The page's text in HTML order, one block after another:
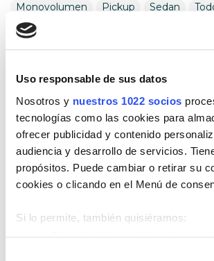
Uso responsable de sus datos
Nosotros y nuestros 1022 socios
tecnologías como las cookies para
ofrecer publicidad y contenido
audiencia y desarrollo de servicios.
propósitos. Puede cambiar o retirar su
cookies o clicando en el Menú de
Si lo permite, también quisiéramos:
Monovolumen
Pickup Sedan
Utilitario
Encuentra tu vehículo por
Diésel Eléctrico Gasolina
Híbrido
Híbrido (Gasolina)
Híbrido enchufable
Cambio